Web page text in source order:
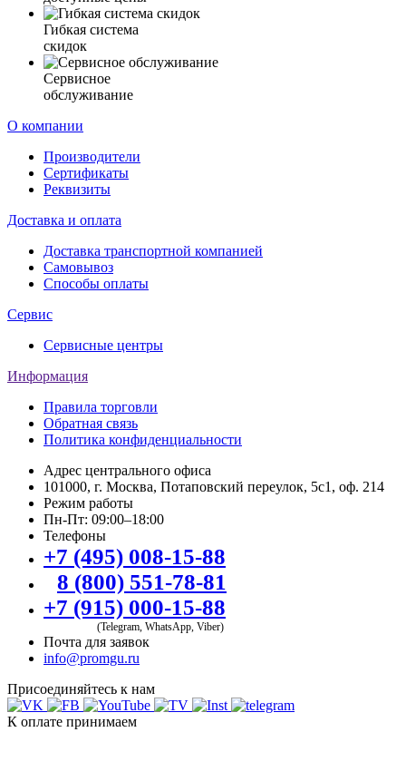
Гибкая система
скидок
Сервисное
обслуживание
О компании
Производители
Сертификаты
Реквизиты
Доставка и оплата
Доставка транспортной компанией
Самовывоз
Способы оплаты
Сервис
Сервисные центры
Информация
Правила торговли
Обратная связь
Политика конфиденциальности
Адрес центрального офиса
101000, г. Москва, Потаповский переулок, 5с1, оф. 214
Режим работы
Пн-Пт: 09:00–18:00
Телефоны
+7 (495) 008-15-88
8 (800) 551-78-81
+7 (915) 000-15-88
(Telegram, WhatsApp, Viber)
Почта для заявок
info@promgu.ru
Присоединяйтесь к нам
К оплате принимаем